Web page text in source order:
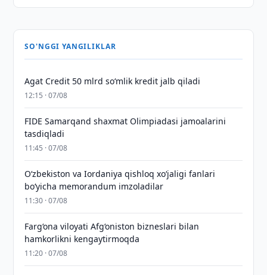
SO'NGGI YANGILIKLAR
Agat Credit 50 mlrd so‘mlik kredit jalb qiladi
12:15 · 07/08
FIDE Samarqand shaxmat Olimpiadasi jamoalarini
tasdiqladi
11:45 · 07/08
Oʻzbekiston va Iordaniya qishloq xoʻjaligi fanlari
boʻyicha memorandum imzoladilar
11:30 · 07/08
Farg‘ona viloyati Afg‘oniston bizneslari bilan
hamkorlikni kengaytirmoqda
11:20 · 07/08